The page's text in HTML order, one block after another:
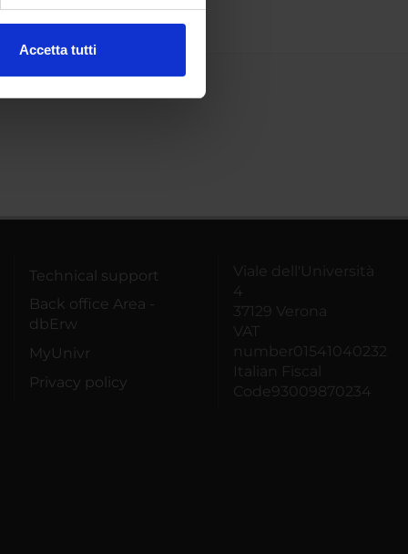
Accetta tutti
Technical support
Back office Area -
dbErw
MyUnivr
Privacy policy
Viale dell'Università
4
37129 Verona
VAT
number01541040232
Italian Fiscal
Code93009870234